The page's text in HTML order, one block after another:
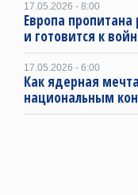
17.05.2026 - 8:00
Европа
и готовится к
17.05.2026 - 6:00
Как ядерная
национальным